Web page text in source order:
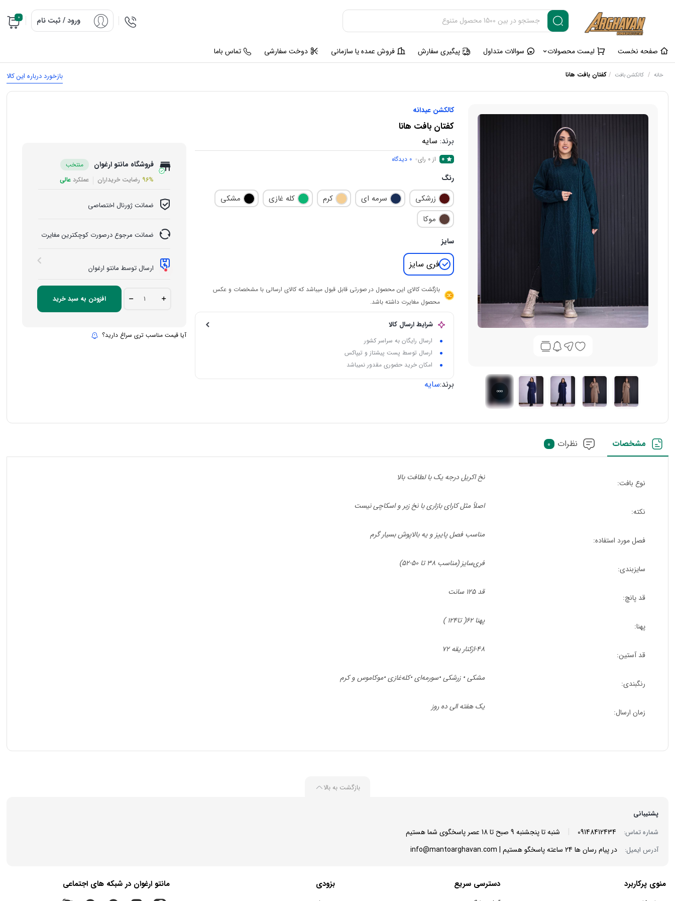
ورود / ثبت نام 0
صفحه نخست لیست محصولات سوالات متداول پیگیری سفارش فروش عمده یا سازمانی دوخت سفارشی تماس باما
بازخورد درباره این کالا خانه / کالکشن بافت /کفتان بافت هانا
کالکشن عیدانه
کفتان بافت هانا
برند: سایه
0 از 0 رای 0 دیدگاه
رنگ
زرشکی سرمه ای کرم کله غازی
مشکی
موکا
سایز
فری سایز
بازگشت کالای این محصول در صورتی قابل قبول میباشد که کالای ارسالی با مشخصات و عکس
محصول مغایرت داشته باشد.
شرایط ارسال کالا
ارسال رایگان به سراسر کشور
ارسال توسط پست پیشتاز و تیپاکس
امکان خرید حضوری مقدور نمیباشد
برند:سایه
فروشگاه مانتو ارغوان
منتخب
96% رضایت خریداران عملکرد عالی
ضمانت ژورنال اختصاصی
ضمانت مرجوع درصورت کوچکترین مغایرت
ارسال توسط مانتو ارغوان
کفتان
بافت افزودن به سبد خرید
آیا قیمت مناسب تری سراغ دارید؟
مشخصات نظرات 0
نوع بافت:
نخ اکریل درجه یک با لطافت بالا
نکته:
اصلاً مثل کارای بازاری با نخ زبر و اسکاچی نیست
فصل مورد استفاده:
مناسب فصل پاییز و یه بالاپوش بسیار گرم
سایزبندی:
فری‌سایز (مناسب ۳۸ تا ۵۰-۵۲)
قد پانچ:
قد ۱۲۵ سانت
پهنا:
پهنا ۶۲( تا۱۲۴ )
قد آستین:
۴۸-ازکنار یقه ۷۲
رنگبندی:
مشکی • زرشکی •سورمه‌ای •کله‌غازی •موکاموس و کرم
زمان ارسال:
یک هفته الی ده روز
بازگشت به بالا
پشتیبانی
شماره تماس:
09148412434 شنبه تا پنجشنبه 9 صبح تا 18 عصر پاسخگوی شما هستیم
آدرس ایمیل: در پیام رسان ها 24 ساعته پاسخگو هستیم | info@mantoarghavan.com
منوی پرکاربرد دسترسی سریع بزودی مانتو ارغوان در شبکه های اجتماعی